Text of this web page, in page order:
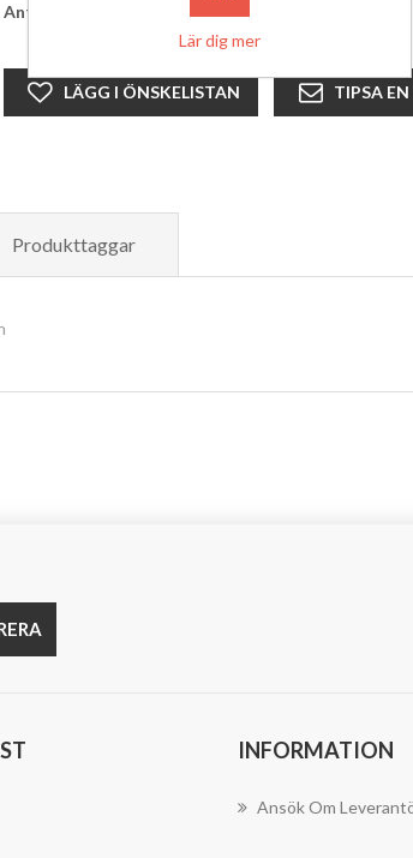
Antal: LÄGG I VARUKORG
LÄGG I ÖNSKELISTAN TIPSA
Produkttaggar
INFORMATION
Ansök Om
Lär dig mer